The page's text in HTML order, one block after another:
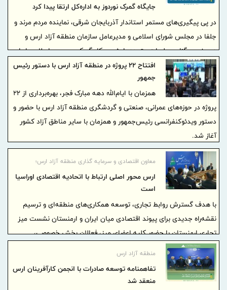
جایگاه گمرک نوردوز به اداره‌کل ارتقا پیدا کرد
در پی پیگیری‌های مستمر استاندار آذربایجان شرقی، نماینده مردم مرند و
جلفا در مجلس شورای اسلامی و مدیرعامل سازمان منطقه آزاد ارس و
همچنین برگزاری جلسات متعدد با رئیس کل گمرک جمهوری اسلامی ایران،
جایگاه گمرک نوردوز به عنوان تنها مرز زمینی ایران با ارمنستان، به سطح
«اداره‌کل» ارتقا یافت.
افتتاح ۲۲ پروژه در منطقه آزاد ارس با دستور رئیس
جمهور
همزمان با ایام‌الله دهه مبارک فجر، بهره‌برداری از ۲۲
پروژه در حوزه‌های عمرانی، صنعتی و گردشگری منطقه آزاد ارس با حضور و
دستور ویدئوکنفرانسی رئیس‌جمهور و همزمان با سایر مناطق آزاد کشور
آغاز شد.
معاون اقتصادی و سرمایه گذاری منطقه آزاد ارس؛
ارس محور اصلی ارتباط با اتحادیه اقتصادی اوراسیا
است
با هدف گسترش روابط تجاری، توسعه همکاری‌های منطقه‌ای و ترسیم
نقشه‌راه جدیدی برای پیوند اقتصادی میان ایران و ارمنستان نشست میز
تجاری ارمنستان با حضور کلیه اعضای میز، فعالان بخش خصوصی،
نمایندگان اتاق‌های بازرگانی و انجمن‌های دوستی دو کشور به میزبانی
منطقه آزاد ارس برگزار شد.
منطقه آزاد ارس
تفاهمنامه توسعه صادرات با انجمن کارآفرینان ارس
منعقد شد